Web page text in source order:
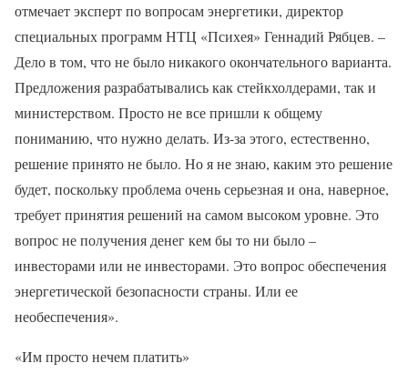
отмечает эксперт по вопросам энергетики, директор
специальных программ НТЦ «Психея» Геннадий Рябцев. –
Дело в том, что не было никакого окончательного варианта.
Предложения разрабатывались как стейкхолдерами, так и
министерством. Просто не все пришли к общему
пониманию, что нужно делать. Из-за этого, естественно,
решение принято не было. Но я не знаю, каким это решение
будет, поскольку проблема очень серьезная и она, наверное,
требует принятия решений на самом высоком уровне. Это
вопрос не получения денег кем бы то ни было –
инвесторами или не инвесторами. Это вопрос обеспечения
энергетической безопасности страны. Или ее
необеспечения».
«Им просто нечем платить»